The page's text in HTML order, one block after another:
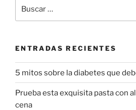
por:
ENTRADAS RECIENTES
5 mitos sobre la diabetes que
Prueba esta exquisita pasta con
cena